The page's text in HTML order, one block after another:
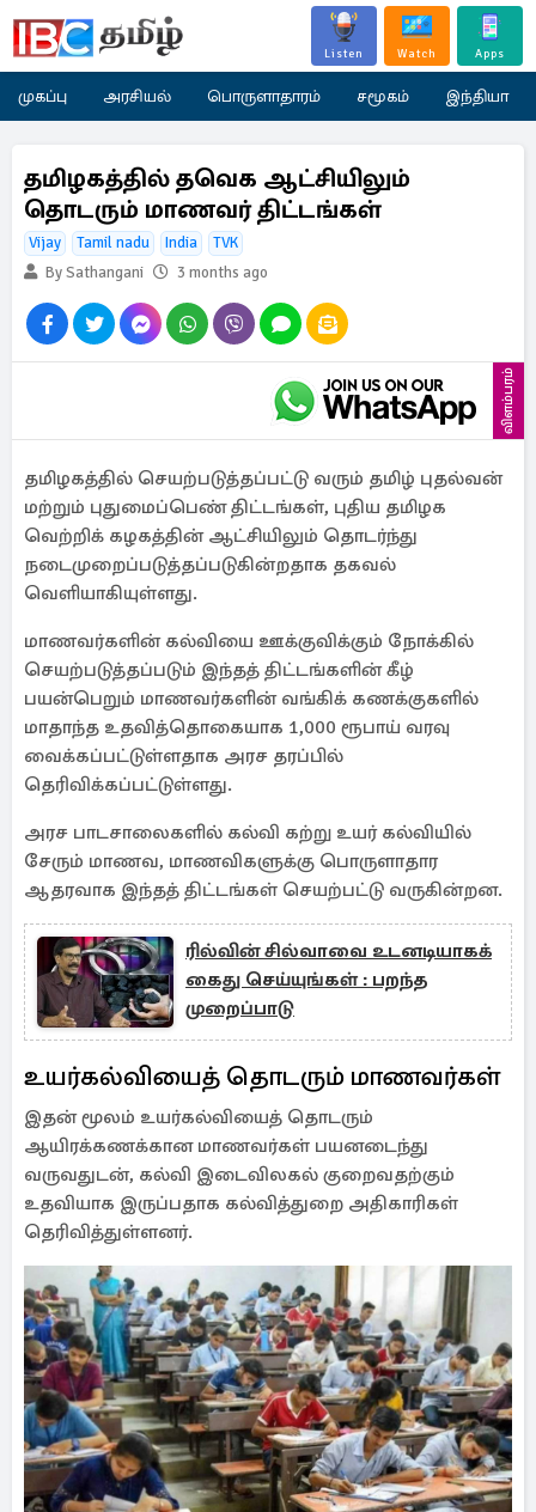
Listen Watch Apps
முகப்பு அரசியல் பொருளாதாரம் சமூகம் இந்தியா
தமிழகத்தில் தவெக ஆட்சியிலும்
தொடரும் மாணவர் திட்டங்கள்
Vijay Tamil nadu India
TVK
By Sathangani
3 months ago
விளம்பரம்
தமிழகத்தில் செயற்படுத்தப்பட்டு வரும் தமிழ் புதல்வன்
மற்றும் புதுமைப்பெண் திட்டங்கள், புதிய தமிழக
வெற்றிக் கழகத்தின் ஆட்சியிலும் தொடர்ந்து
நடைமுறைப்படுத்தப்படுகின்றதாக தகவல்
வெளியாகியுள்ளது.
மாணவர்களின் கல்வியை ஊக்குவிக்கும் நோக்கில்
செயற்படுத்தப்படும் இந்தத் திட்டங்களின் கீழ்
பயன்பெறும் மாணவர்களின் வங்கிக் கணக்குகளில்
மாதாந்த உதவித்தொகையாக 1,000 ரூபாய் வரவு
வைக்கப்பட்டுள்ளதாக அரச தரப்பில்
தெரிவிக்கப்பட்டுள்ளது.
அரச பாடசாலைகளில் கல்வி கற்று உயர் கல்வியில்
சேரும் மாணவ, மாணவிகளுக்கு பொருளாதார
ஆதரவாக இந்தத் திட்டங்கள் செயற்பட்டு வருகின்றன.
ரில்வின் சில்வாவை உடனடியாகக்
கைது செய்யுங்கள் : பறந்த
முறைப்பாடு
உயர்கல்வியைத் தொடரும் மாணவர்கள்
இதன் மூலம் உயர்கல்வியைத் தொடரும்
ஆயிரக்கணக்கான மாணவர்கள் பயனடைந்து
வருவதுடன், கல்வி இடைவிலகல் குறைவதற்கும்
உதவியாக இருப்பதாக கல்வித்துறை அதிகாரிகள்
தெரிவித்துள்ளனர்.